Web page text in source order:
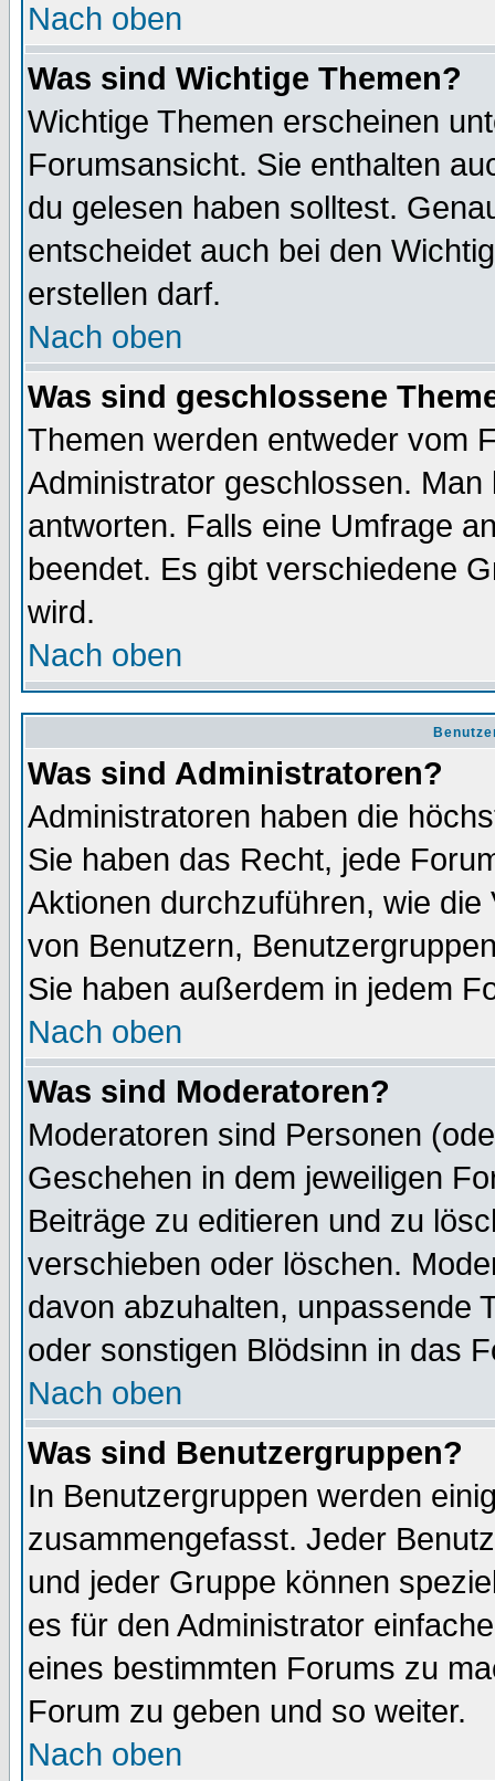
Nach oben
Was sind Wichtige Themen?
Wichtige Themen erscheinen
Forumsansicht. Sie enthalten
du gelesen haben solltest.
entscheidet auch bei den
erstellen darf.
Nach oben
Was sind geschlossene
Themen werden entweder vom
Administrator geschlossen.
antworten. Falls eine Umfrage
beendet. Es gibt verschiedene
wird.
Nach oben
Was sind Administratoren?
Administratoren haben die
Sie haben das Recht, jede
Aktionen durchzuführen, wie
von Benutzern,
Sie haben außerdem in jedem
Nach oben
Was sind Moderatoren?
Moderatoren sind Personen
Geschehen in dem jeweiligen
Beiträge zu editieren und zu
verschieben oder löschen.
davon abzuhalten, unpassende
oder sonstigen Blödsinn in das
Nach oben
Was sind Benutzergruppen?
In Benutzergruppen werden
zusammengefasst. Jeder
und jeder Gruppe können
es für den Administrator
eines bestimmten Forums zu
Forum zu geben und so weiter.
Nach oben